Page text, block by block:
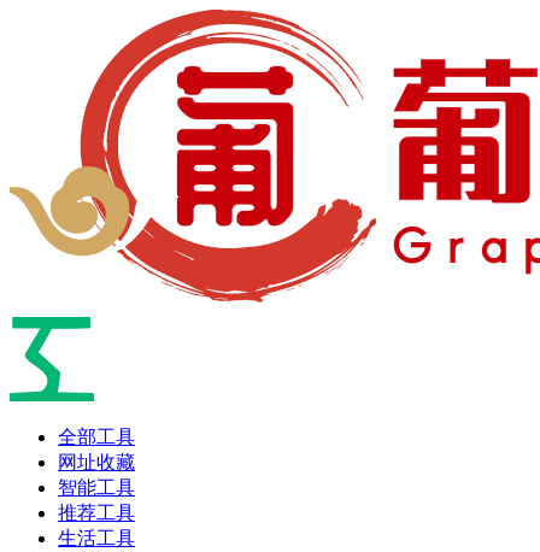
全部工具
网址收藏
智能工具
推荐工具
生活工具